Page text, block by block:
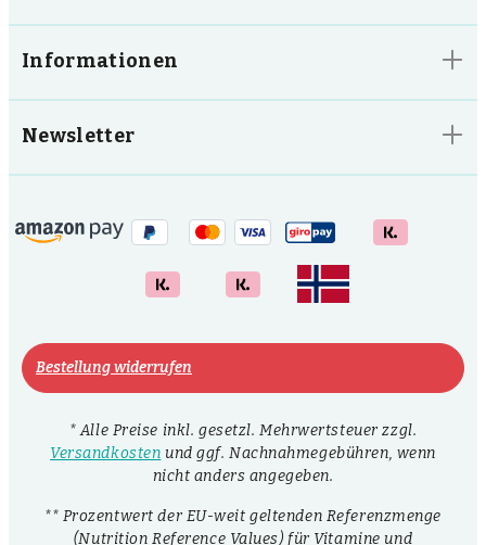
Informationen
Newsletter
Bestellung widerrufen
* Alle Preise inkl. gesetzl. Mehrwertsteuer zzgl.
Versandkosten und ggf. Nachnahmegebühren, wenn
nicht anders angegeben.
** Prozentwert der EU-weit geltenden Referenzmenge
(Nutrition Reference Values) für Vitamine und